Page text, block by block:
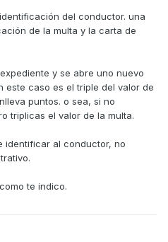
del conductor. una
de la multa y la carta de
y se abre uno nuevo
este caso es el triple del valor de
puntos. o sea, si no
triplicas el valor de la multa.
identificar al conductor, no
te indico.